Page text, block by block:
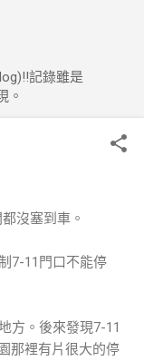
記錄雖是
。
沒塞到車。
7-11門口不能停
方。後來發現7-11
那裡有片很大的停